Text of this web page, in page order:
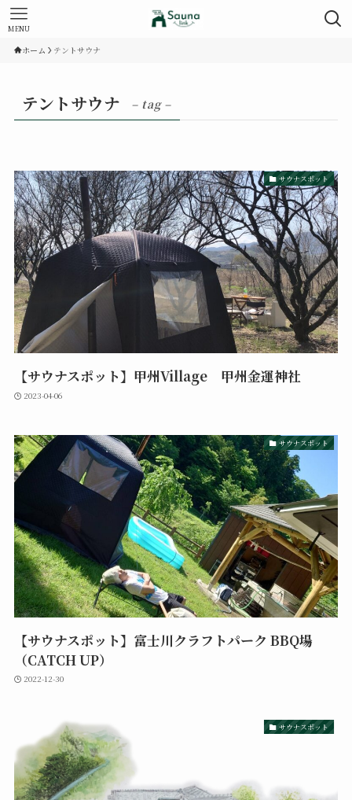
MENU
ホーム テントサウナ
テントサウナ – tag –
サウナスポット
【サウナスポット】甲州Village 甲州金運神社
2023-04-06
サウナスポット
【サウナスポット】富士川クラフトパーク BBQ場
（CATCH UP）
2022-12-30
サウナスポット